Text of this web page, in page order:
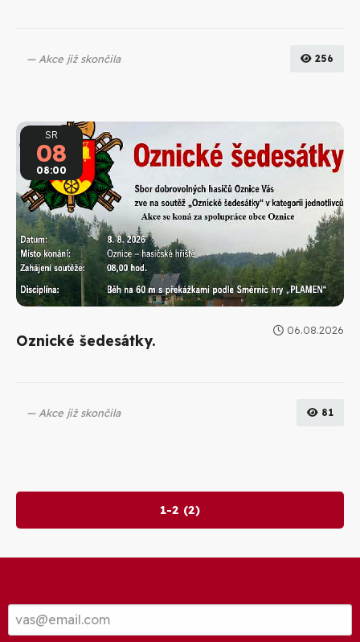
Akce již skončila 256
SR
08
08:00
06.08.2026
Oznické šedesátky.
Akce již skončila 81
1-2 (2)